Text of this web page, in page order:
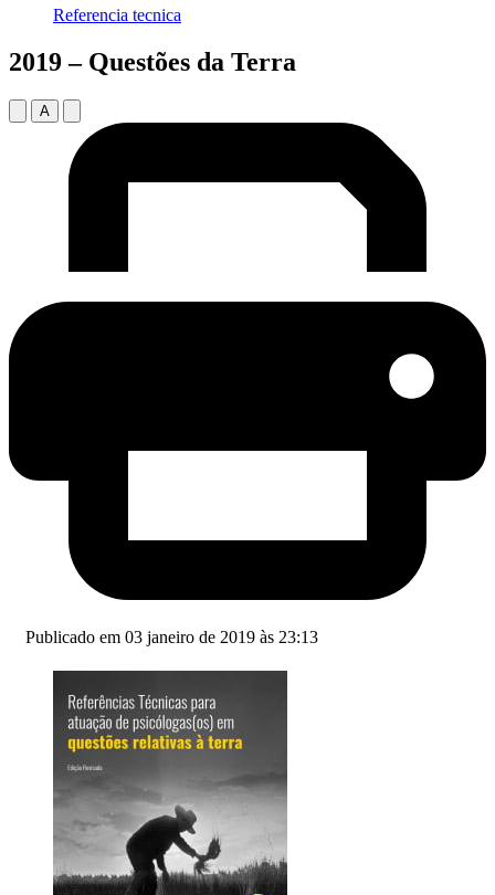
Referencia tecnica
2019 – Questões da Terra
A
Publicado em 03 janeiro de 2019 às 23:13